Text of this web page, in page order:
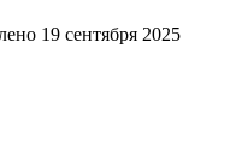
19 сентября 2025